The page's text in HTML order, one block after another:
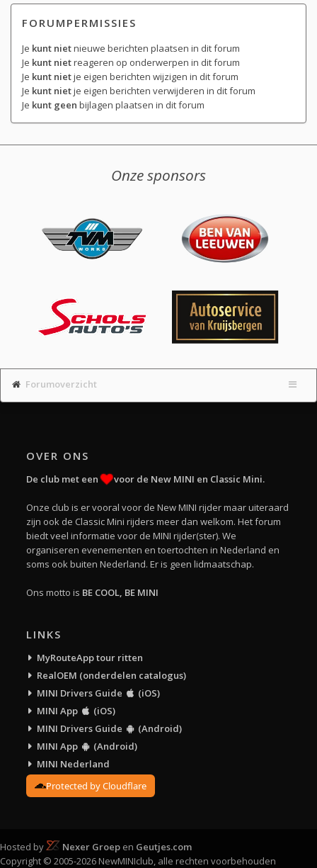
FORUMPERMISSIES
Je kunt nietnieuwe berichten plaatsen in dit forum
Je kunt nietreageren op onderwerpen in dit forum
Je kunt nietje eigen berichten wijzigen in dit forum
Je kunt nietje eigen berichten verwijderen in dit forum
Je kunt geen bijlagen plaatsen in dit forum
Onze sponsors
Forumoverzicht
OVER ONS
De club met een voor de New MINI en Classic Mini.
Onze club is er vooral voor de New MINI rijder maar uiteraard
zijn ook de Classic Mini rijders meer dan welkom. Het forum
biedt veel informatie voor de MINI rijder(ster). We
organiseren evenementen en toertochten in Nederland en
soms ook buiten Nederland. Er is geen lidmaatschap.
Ons motto is BE COOL, BE MINI
LINKS
MyRouteApp tour ritten
RealOEM (onderdelen catalogus)
MINI Drivers Guide
(iOS)
MINI App
(iOS)
MINI Drivers Guide
(Android)
MINI App
(Android)
MINI Nederland
Protected by Cloudflare
Hosted by Nexer Groep en Geutjes.com
Copyright © 2005-2026 NewMINIclub, alle rechten voorbehouden